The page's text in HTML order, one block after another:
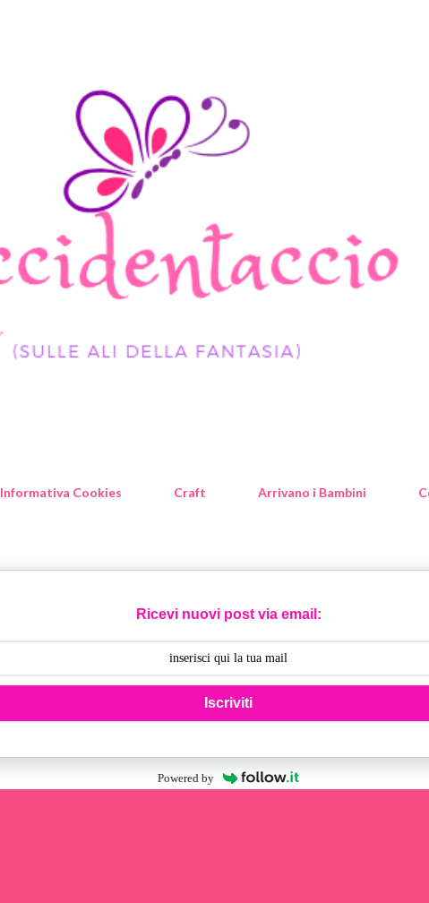
Informativa Cookies Craft Arrivano i Bambini
Ricevi nuovi post via email:
Iscriviti
Powered by